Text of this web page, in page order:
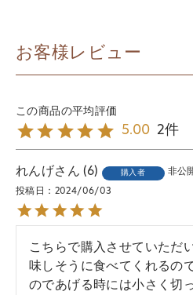
お客様レビュー
5.00 2
れんげ 6 購入者 非公
投稿日 2024/06/03
こちらで購入させていただ
味しそうに食べてくれるの
のであげる時には小さく切